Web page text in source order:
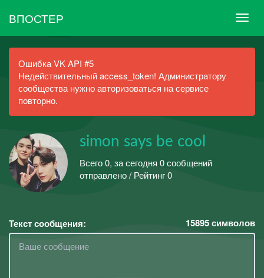
ВПОСТЕР
Ошибка VK API #5
Недействительный access_token! Администратору
сообщества нужно авторизоваться на сервисе
повторно.
simon says be cool
Всего 0, за сегодня 0 сообщений
отправлено / Рейтинг 0
Текст сообщения: 15895символов